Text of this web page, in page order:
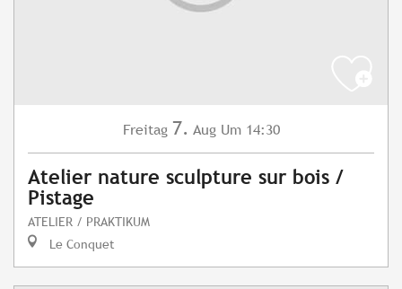
Freitag 7. Aug Um 14:30
Atelier nature sculpture sur bois /
Pistage
ATELIER / PRAKTIKUM
Le Conquet